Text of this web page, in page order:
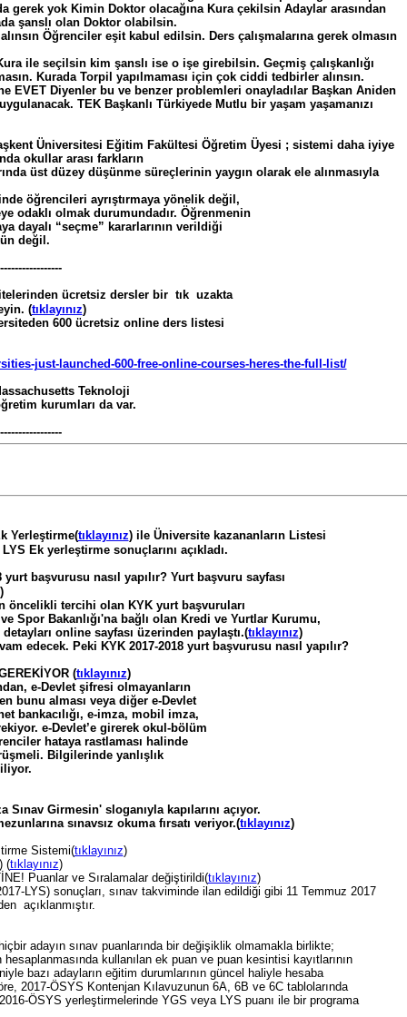
gerek yok Kimin Doktor olacağına Kura çekilsin Adaylar arasından
şanslı olan Doktor olabilsin.
Öğrenciler eşit kabul edilsin. Ders çalışmalarına gerek olmasın
ile seçilsin kim şanslı ise o işe girebilsin. Geçmiş çalışkanlığı
Kurada Torpil yapılmaması için çok ciddi tedbirler alınsın.
EVET Diyenler bu ve benzer problemleri onayladılar Başkan Aniden
TEK Başkanlı Türkiyede Mutlu bir yaşam yaşamanızı
Üniversitesi Eğitim Fakültesi Öğretim Üyesi ; sistemi daha iyiye
okullar arası farkların
üst düzey düşünme süreçlerinin yaygın olarak ele alınmasıyla
öğrencileri ayrıştırmaya yönelik değil,
odaklı olmak durumundadır. Öğrenmenin
dayalı “seçme” kararlarının verildiği
değil.
ücretsiz dersler bir tık uzakta
(tıklayınız)
600 ücretsiz online ders listesi
just-launched-600-free-online-courses-heres-the-full-list/
Teknoloji
kurumları da var.
Yerleştirme(tıklayınız) ile Üniversite kazananların Listesi
Ek yerleştirme sonuçlarını açıkladı.
başvurusu nasıl yapılır? Yurt başvuru sayfası
)
öncelikli tercihi olan KYK yurt başvuruları
Spor Bakanlığı'na bağlı olan Kredi ve Yurtlar Kurumu,
online sayfası üzerinden paylaştı.(tıklayınız)
edecek. Peki KYK 2017-2018 yurt başvurusu nasıl yapılır?
(tıklayınız)
e-Devlet şifresi olmayanların
bunu alması veya diğer e-Devlet
bankacılığı, e-imza, mobil imza,
e-Devlet’e girerek okul-bölüm
hataya rastlaması halinde
Bilgilerinde yanlışlık
Girmesin' sloganıyla kapılarını açıyor.
sınavsız okuma fırsatı veriyor.(tıklayınız)
Sistemi(tıklayınız)
(tıklayınız)
Puanlar ve Sıralamalar değiştirildi(tıklayınız)
LYS) sonuçları, sınav takviminde ilan edildiği gibi 11 Temmuz 2017
açıklanmıştır.
adayın sınav puanlarında bir değişiklik olmamakla birlikte;
kullanılan ek puan ve puan kesintisi kayıtlarının
bazı adayların eğitim durumlarının güncel haliyle hesaba
2017-ÖSYS Kontenjan Kılavuzunun 6A, 6B ve 6C tablolarında
ÖSYS yerleştirmelerinde YGS veya LYS puanı ile bir programa